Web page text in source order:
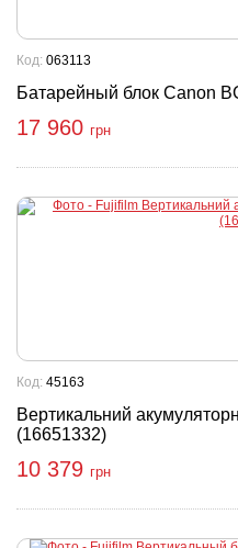
Батарейный блок Canon
Код: 063113
17 960 грн
Вертикальний
(16651332)
Код: 45163
10 379 грн